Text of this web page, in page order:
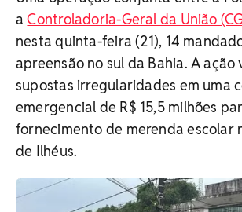
aControladoria-Geral da União
nesta quinta-feira (21), 14
apreensão no sul da Bahia. A
supostas irregularidades em uma
emergencial de R$ 15,5 milhões
fornecimento de merenda escolar
de Ilhéus.